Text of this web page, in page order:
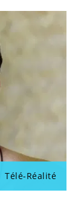
Télé-Réalité